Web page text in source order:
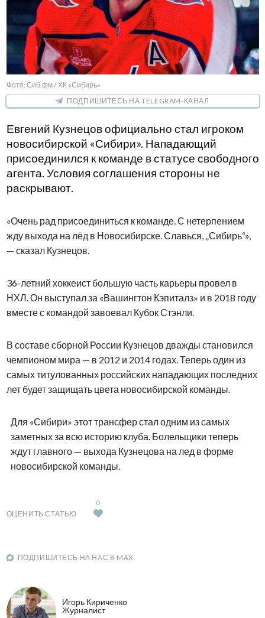
Фото: Сиб.фм / ХК «Сибирь»
ПОДПИШИТЕСЬ НА TELEGRAM-КАНАЛ
Евгений Кузнецов официально стал игроком
новосибирской «Сибири». Нападающий
присоединился к команде в статусе свободного
агента. Условия соглашения стороны не
раскрывают.
«Очень рад присоединиться к команде. С нетерпением
жду выхода на лёд в Новосибирске. Славься, „Сибирь“»,
— сказал Кузнецов.
36-летний хоккеист большую часть карьеры провел в
НХЛ. Он выступал за «Вашингтон Кэпиталз» и в 2018 году
вместе с командой завоевал Кубок Стэнли.
В составе сборной России Кузнецов дважды становился
чемпионом мира — в 2012 и 2014 годах. Теперь один из
самых титулованных российских нападающих последних
лет будет защищать цвета новосибирской команды.
Для «Сибири» этот трансфер стал одним из самых
заметных за всю историю клуба. Болельщики теперь
ждут главного — выхода Кузнецова на лед в форме
новосибирской команды.
ОЦЕНИТЬ СТАТЬЮ
0
ПОДПИШИТЕСЬ НА НАС В MAX
Игорь Кириченко
Журналист